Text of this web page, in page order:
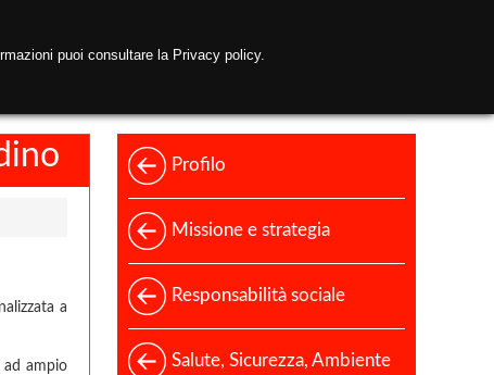
a
ad ampio
Profilo
Missione e strategia
Responsabilità sociale
Salute, Sicurezza, Ambiente
puoi consultare la Privacy policy.